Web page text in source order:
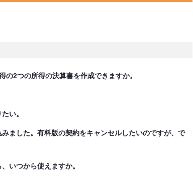
2つの所得の決算書を作成できますか。
い。
ました。有料版の契約をキャンセルしたいのですが、で
いつから使えますか。